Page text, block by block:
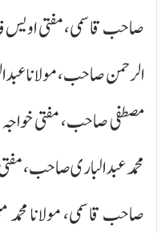
صاحب قاسمی، مفتی اویس
الرحمن صاحب، مولانا
مصطفی صاحب، مفتی
محمد عبدالباری صاحب،
صاحب قاسمی، مولانا